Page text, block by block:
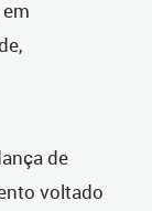
de
voltado